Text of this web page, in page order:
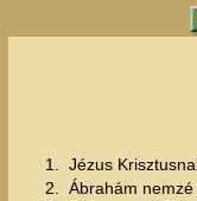
1.
Jézus
2.
Ábrahám